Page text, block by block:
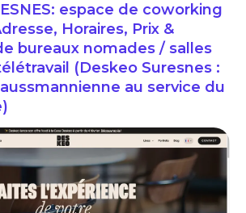
espace de coworking
Horaires, Prix &
bureaux nomades / salles
(Deskeo Suresnes :
au service du